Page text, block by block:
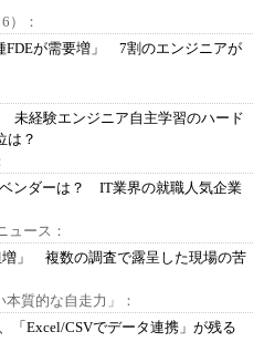
）：
FDEが需要増」 7割のエンジニアが
未経験エンジニア自主学習のハード
は？
ンダーは？ IT業界の就職人気企業
ュース：
増」 複数の調査で露呈した現場の苦
質的な自走力」：
「Excel/CSVでデータ連携」が残る